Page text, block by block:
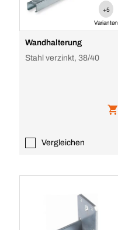
+5
Varianten
Wandhalterung
Stahl verzinkt, 38/40
Vergleichen